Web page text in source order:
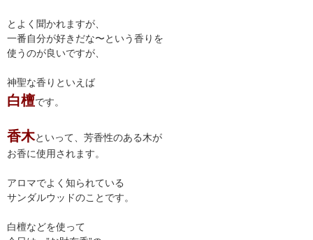
とよく聞かれますが、
一番自分が好きだな〜という香りを
使うのが良いですが、
神聖な香りといえば
白檀です。
香木といって、芳香性のある木が
お香に使用されます。
アロマでよく知られている
サンダルウッドのことです。
白檀などを使って